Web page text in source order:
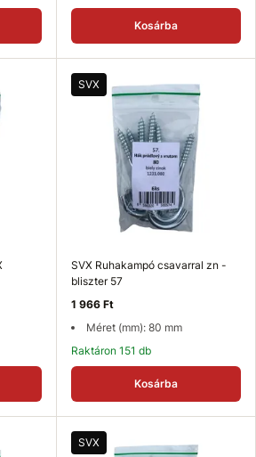
Kosárba
SVX
SVX Ruhakampó csavarral zn -
bliszter 57
1 966 Ft
Méret (mm): 80 mm
Raktáron 151 db
Kosárba
SVX